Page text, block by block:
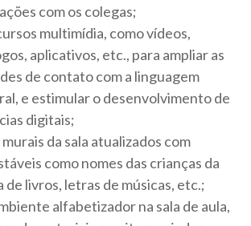
com os colegas;
multimídia, como vídeos,
aplicativos, etc., para ampliar as
de contato com a linguagem
e estimular o desenvolvimento de
digitais;
da sala atualizados com
como nomes das crianças da
de livros, letras de músicas, etc.;
alfabetizador na sala de aula,